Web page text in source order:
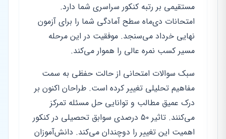
مستقیمی بر رتبه کنکور سراسری شما دارد.
امتحانات دی‌ماه سطح آمادگی شما را برای آزمون
نهایی خرداد می‌سنجد. موفقیت در این مرحله
مسیر کسب نمره عالی را هموار می‌کند.
سبک سوالات امتحانی از حالت حفظی به سمت
مفاهیم تحلیلی تغییر کرده است. طراحان اکنون بر
درک عمیق مطالب و توانایی حل مسئله تمرکز
می‌کنند. تاثیر ۵۰ درصدی سوابق تحصیلی در کنکور
اهمیت این تغییر را دوچندان می‌کند. دانش‌آموزان